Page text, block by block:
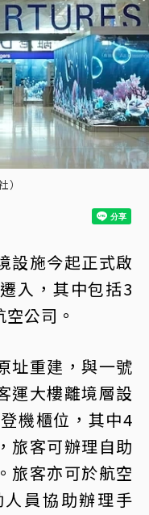
設施今起正式啟
入，其中包括3
公司。
址重建，與一號
運大樓離境層設
機櫃位，其中4
旅客可辦理自助
旅客亦可於航空
員協助辦理手